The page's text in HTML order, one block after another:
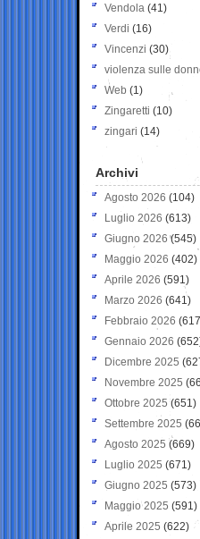
Vendola (41)
Verdi (16)
Vincenzi (30)
violenza sulle
Web (1)
Zingaretti (10)
zingari (14)
Archivi
Agosto 2026 (104)
Luglio 2026 (613)
Giugno 2026 (545)
Maggio 2026 (402)
Aprile 2026 (591)
Marzo 2026 (641)
Febbraio 2026
Gennaio 2026
Dicembre 2025
Novembre 2025
Ottobre 2025 (651)
Settembre 2025
Agosto 2025 (669)
Luglio 2025 (671)
Giugno 2025 (573)
Maggio 2025 (591)
Aprile 2025 (622)